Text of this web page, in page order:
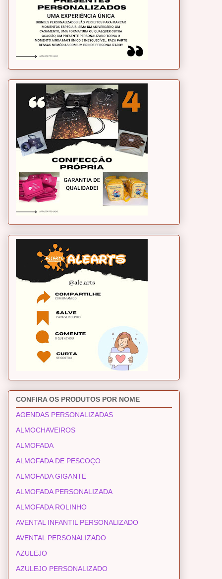
CONFIRA OS PRODUTOS POR NOME
AGENDAS PERSONALIZADAS
ALMOCHAVEIROS
ALMOFADA
ALMOFADA DE PESCOÇO
ALMOFADA GIGANTE
ALMOFADA PERSONALIZADA
ALMOFADA ROLINHO
AVENTAL INFANTIL PERSONALIZADO
AVENTAL PERSONALIZADO
AZULEJO
AZULEJO PERSONALIZADO